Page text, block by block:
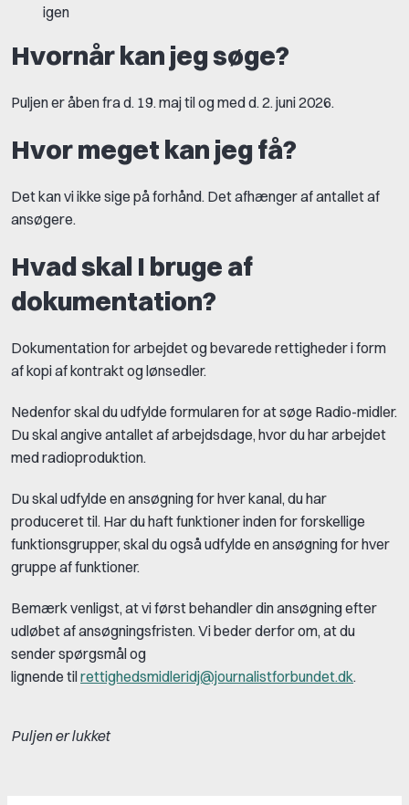
igen
Hvornår kan jeg søge?
Puljen er åben fra d. 19. maj til og med d. 2. juni 2026.
Hvor meget kan jeg få?
Det kan vi ikke sige på forhånd. Det afhænger af antallet af
ansøgere.
Hvad skal I bruge af
dokumentation?
Dokumentation for arbejdet og bevarede rettigheder i form
af kopi af kontrakt og lønsedler.
Nedenfor skal du udfylde formularen for at søge Radio-midler.
Du skal angive antallet af arbejdsdage, hvor du har arbejdet
med radioproduktion.
Du skal udfylde en ansøgning for hver kanal, du har
produceret til. Har du haft funktioner inden for forskellige
funktionsgrupper, skal du også udfylde en ansøgning for hver
gruppe af funktioner.
Bemærk venligst, at vi først behandler din ansøgning efter
udløbet af ansøgningsfristen. Vi beder derfor om, at du
sender spørgsmål og
lignende tilrettighedsmidleridj@journalistforbundet.dk.
Puljen er lukket